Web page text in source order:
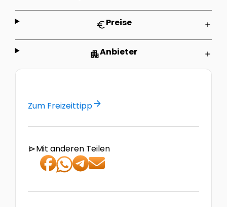
euroPreise add
apartmentAnbieter add
Zum Freizeittipparrow_forward
sendMit anderen Teilen